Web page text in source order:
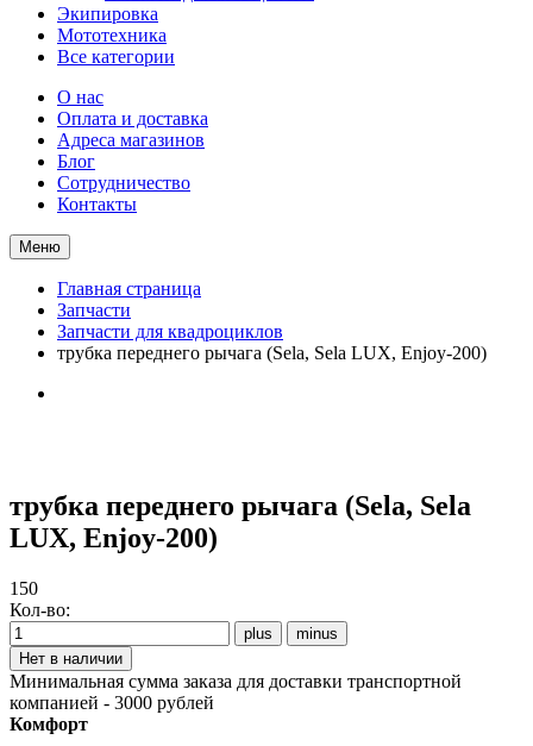
Экипировка
Мототехника
Все категории
О нас
Оплата и доставка
Адреса магазинов
Блог
Сотрудничество
Контакты
Меню
Главная страница
Запчасти
Запчасти для квадроциклов
трубка переднего рычага (Sela, Sela LUX, Enjoy-200)
трубка переднего рычага (Sela, Sela
LUX, Enjoy-200)
150
Кол-во:
Минимальная сумма заказа для доставки транспортной
компанией - 3000 рублей
Комфорт